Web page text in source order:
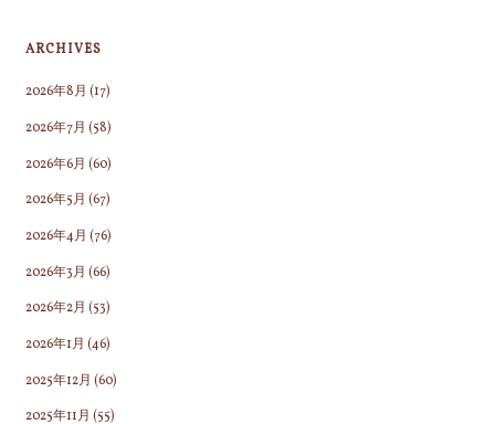
ARCHIVES
2026年8月 (17)
2026年7月 (58)
2026年6月 (60)
2026年5月 (67)
2026年4月 (76)
2026年3月 (66)
2026年2月 (53)
2026年1月 (46)
2025年12月 (60)
2025年11月 (55)